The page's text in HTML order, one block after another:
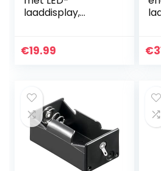
laaddisplay,
Varta design,
€19.99 €